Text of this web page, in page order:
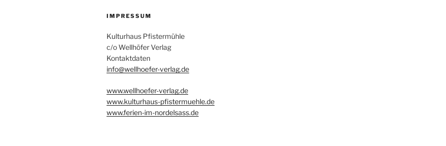
IMPRESSUM
Kulturhaus Pfistermühle
c/o Wellhöfer Verlag
Kontaktdaten
info@wellhoefer-verlag.de
www.wellhoefer-verlag.de
www.kulturhaus-pfistermuehle.de
www.ferien-im-nordelsass.de